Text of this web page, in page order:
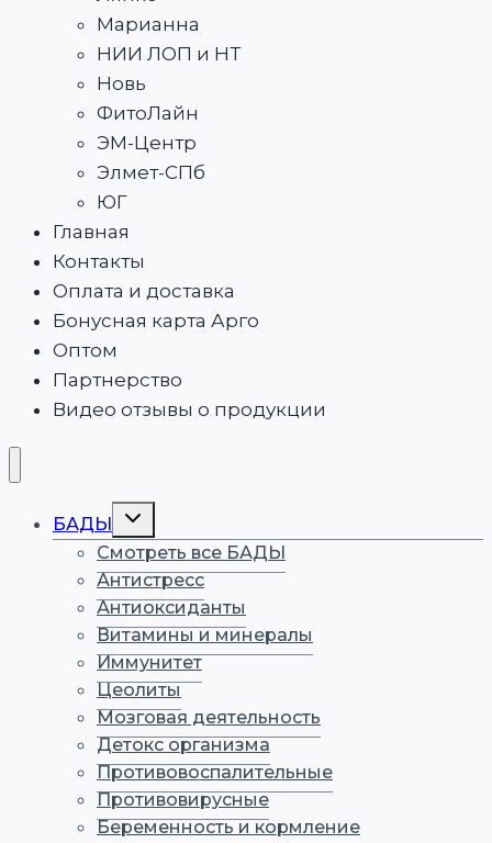
Марианна
НИИ ЛОП и НТ
Новь
ФитоЛайн
ЭМ-Центр
Элмет-СПб
ЮГ
Главная
Контакты
Оплата и доставка
Бонусная карта Арго
Оптом
Партнерство
Видео отзывы о продукции
БАДЫ
Переключить
дочернее
меню
Смотреть все БАДЫ
Антистресс
Антиоксиданты
Витамины и минералы
Иммунитет
Цеолиты
Мозговая деятельность
Детокс организма
Противовоспалительные
Противовирусные
Беременность и кормление